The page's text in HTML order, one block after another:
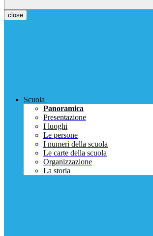
close
Scuola
Panoramica
Presentazione
I luoghi
Le persone
I numeri della scuola
Le carte della scuola
Organizzazione
La storia